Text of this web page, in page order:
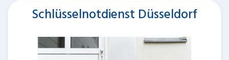
Schlüsselnotdienst Düsseldorf